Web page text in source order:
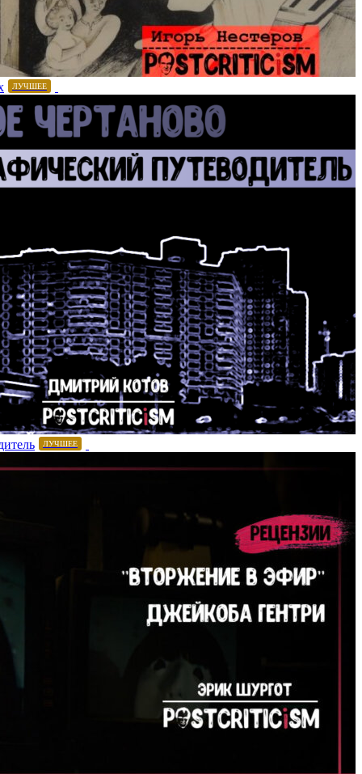
ЛУЧШЕЕ
ЛУЧШЕЕ